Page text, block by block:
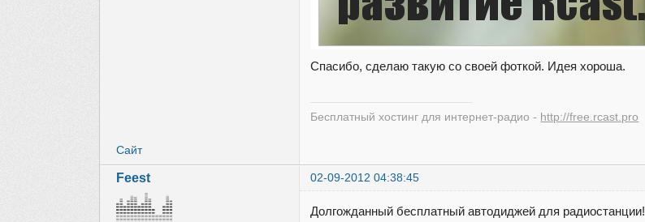
Спасибо, сделаю такую со своей фоткой. Идея хороша.
Бесплатный хостинг для интернет-радио - http://free.rcast.pro
Сайт
Feest 02-09-2012 04:38:45
Долгожданный бесплатный автодиджей для радиостанции!